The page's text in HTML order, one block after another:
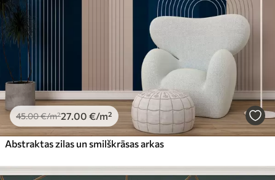
45.00€/m²27 .00 €/m²
Abstraktas zilas un smilškrāsas arkas